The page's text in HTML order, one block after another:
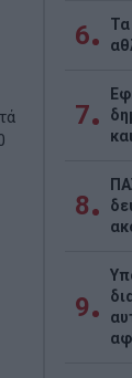
6
Τα
7
8
9